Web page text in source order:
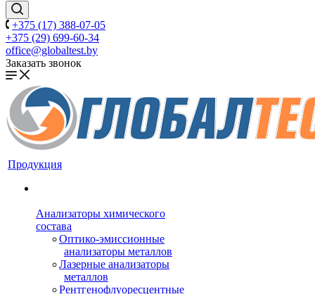
+375 (17) 388-07-05
+375 (29) 699-60-34
office@globaltest.by
Заказать звонок
Продукция
Анализаторы химического
состава
Оптико-эмиссионные
анализаторы металлов
Лазерные анализаторы
металлов
Рентгенофлуоресцентные